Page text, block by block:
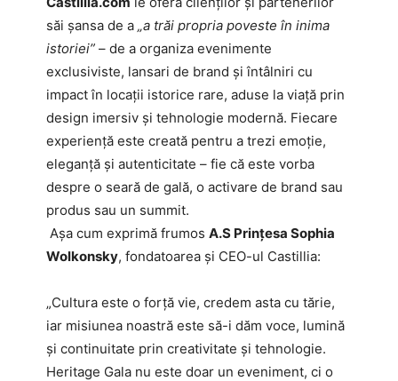
săi șansa de a „a trăi propria poveste în inima
istoriei” – de a organiza evenimente
exclusiviste, lansari de brand și întâlniri cu
impact în locații istorice rare, aduse la viață prin
design imersiv și tehnologie modernă. Fiecare
experiență este creată pentru a trezi emoție,
eleganță și autenticitate – fie că este vorba
despre o seară de gală, o activare de brand sau
produs sau un summit.
Așa cum exprimă frumos A.S Prințesa Sophia
Wolkonsky, fondatoarea și CEO-ul Castillia:
„Cultura este o forță vie, credem asta cu tărie,
iar misiunea noastră este să-i dăm voce, lumină
și continuitate prin creativitate și tehnologie.
Heritage Gala nu este doar un eveniment, ci o